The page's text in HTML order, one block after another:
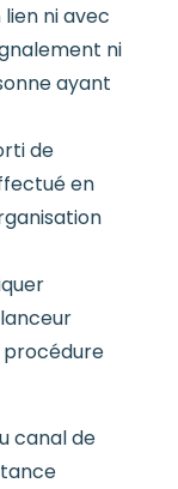
ni avec
ni
ayant
de
en
procédure
canal de